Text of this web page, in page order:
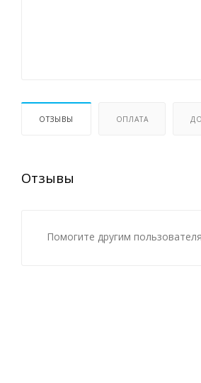
ОТЗЫВЫ ОПЛАТА
Отзывы
Помогите другим